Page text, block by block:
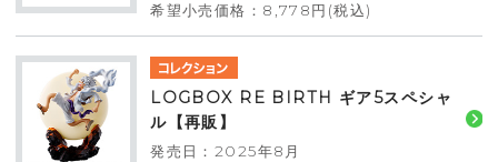
希望小売価格：8,778円(税込)
LOGBOX RE BIRTH ギア5スペシャ
ル【再販】
発売日：2025年8月